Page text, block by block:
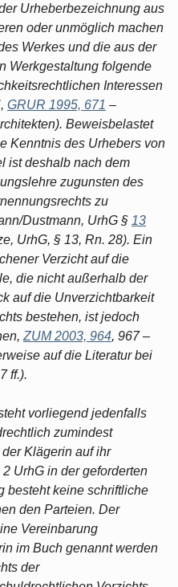
Urheberbezeichnung aus
oder unmöglich machen
Werkes und die aus der
Werkgestaltung folgende
Interessen
GRUR 1995, 671 –
Beweisbelastet
Kenntnis des Urhebers von
ist deshalb nach dem
zugunsten des
zu
Dustmann, UrhG § 13
UrhG, § 13, Rn. 28). Ein
Verzicht auf die
die nicht außerhalb der
auf die Unverzichtbarkeit
bestehen, ist jedoch
ZUM 2003, 964, 967 –
auf die Literatur bei
ff.).
vorliegend jedenfalls
zumindest
Klägerin auf ihr
2 UrhG in der geforderten
besteht keine schriftliche
den Parteien. Der
Vereinbarung
im Buch genannt werden
der